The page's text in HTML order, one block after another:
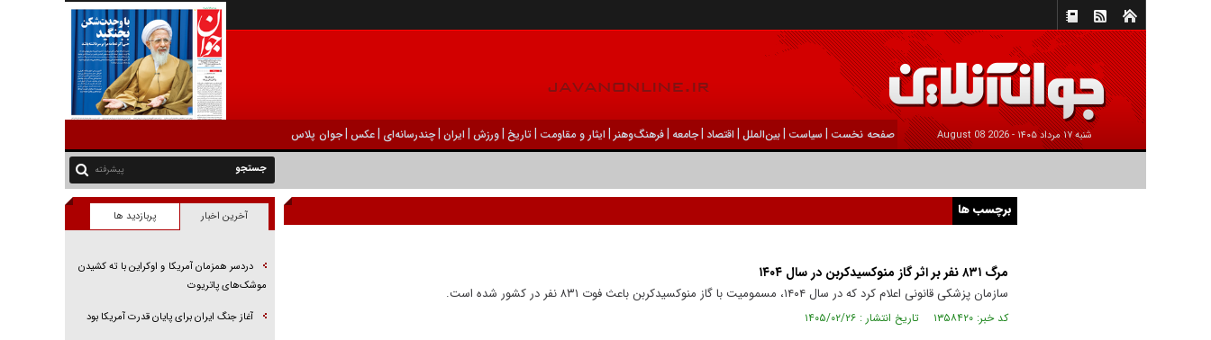
شنبه ۱۷ مرداد ۱۴۰۵ - 2026 August 08 صفحه نخست | سیاست |بين‌الملل | اقتصاد |جامعه |فرهنگ‌و‌هنر | ایثار و مقاومت |تاریخ |ورزش | ايران |چندرسانه‌ای |عکس |جوان پلاس
پیشرفته
برچسب ها
مرگ ۸۳۱ نفر بر اثر گاز منوکسیدکربن در سال ۱۴۰۴
سازمان پزشکی قانونی اعلام کرد که در سال ۱۴۰۴، مسمومیت با گاز منوکسیدکربن باعث فوت ۸۳۱ نفر در کشور شده است.
کد خبر: ۱۳۵۸۴۲۰ تاریخ انتشار : ۱۴۰۵/۰۲/۲۶
آخرین اخبار پربازدید ها
دردسر همزمان آمریکا و اوکراین با ته کشیدن
موشک‌های پاتریوت
آغاز جنگ ایران برای پایان قدرت آمریکا بود